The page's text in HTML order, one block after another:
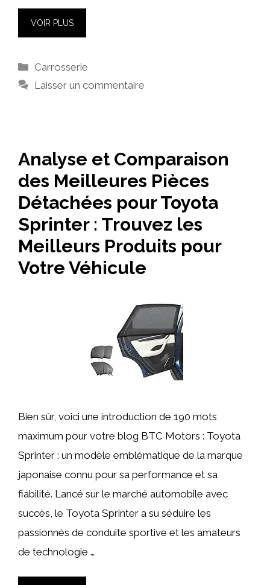
VOIR PLUS
Catégories
Carrosserie
Laisser un commentaire
Analyse et Comparaison
des Meilleures Pièces
Détachées pour Toyota
Sprinter : Trouvez les
Meilleurs Produits pour
Votre Véhicule
Bien sûr, voici une introduction de 190 mots
maximum pour votre blog BTC Motors : Toyota
Sprinter : un modèle emblématique de la marque
japonaise connu pour sa performance et sa
fiabilité. Lancé sur le marché automobile avec
succès, le Toyota Sprinter a su séduire les
passionnés de conduite sportive et les amateurs
de technologie …